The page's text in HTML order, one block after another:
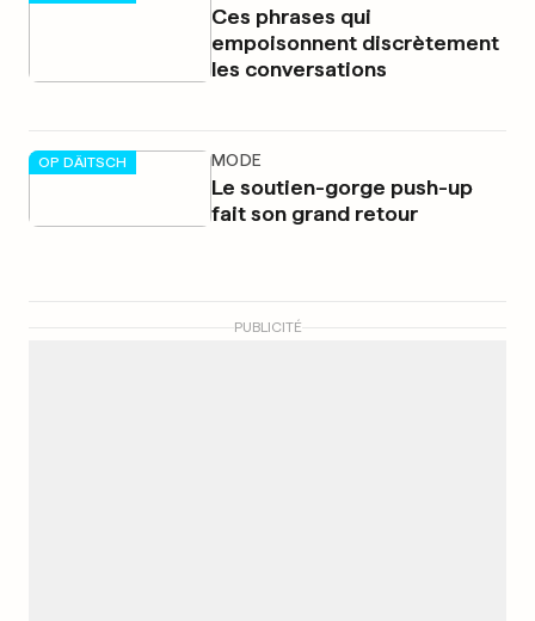
Ces phrases qui
empoisonnent discrètement
les conversations
OP DÄITSCH MODE
Le soutien-gorge push-up
fait son grand retour
PUBLICITÉ